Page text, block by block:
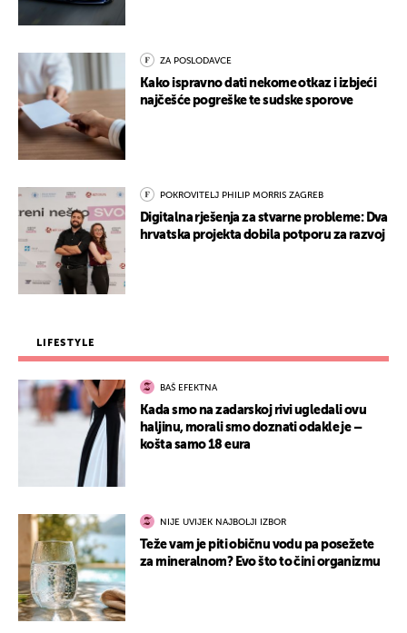
ZA POSLODAVCE
Kako ispravno dati nekome otkaz i izbjeći
najčešće pogreške te sudske sporove
POKROVITELJ PHILIP MORRIS ZAGREB
Digitalna rješenja za stvarne probleme: Dva
hrvatska projekta dobila potporu za razvoj
LIFESTYLE
BAŠ EFEKTNA
Kada smo na zadarskoj rivi ugledali ovu
haljinu, morali smo doznati odakle je –
košta samo 18 eura
NIJE UVIJEK NAJBOLJI IZBOR
Teže vam je piti običnu vodu pa posežete
za mineralnom? Evo što to čini organizmu